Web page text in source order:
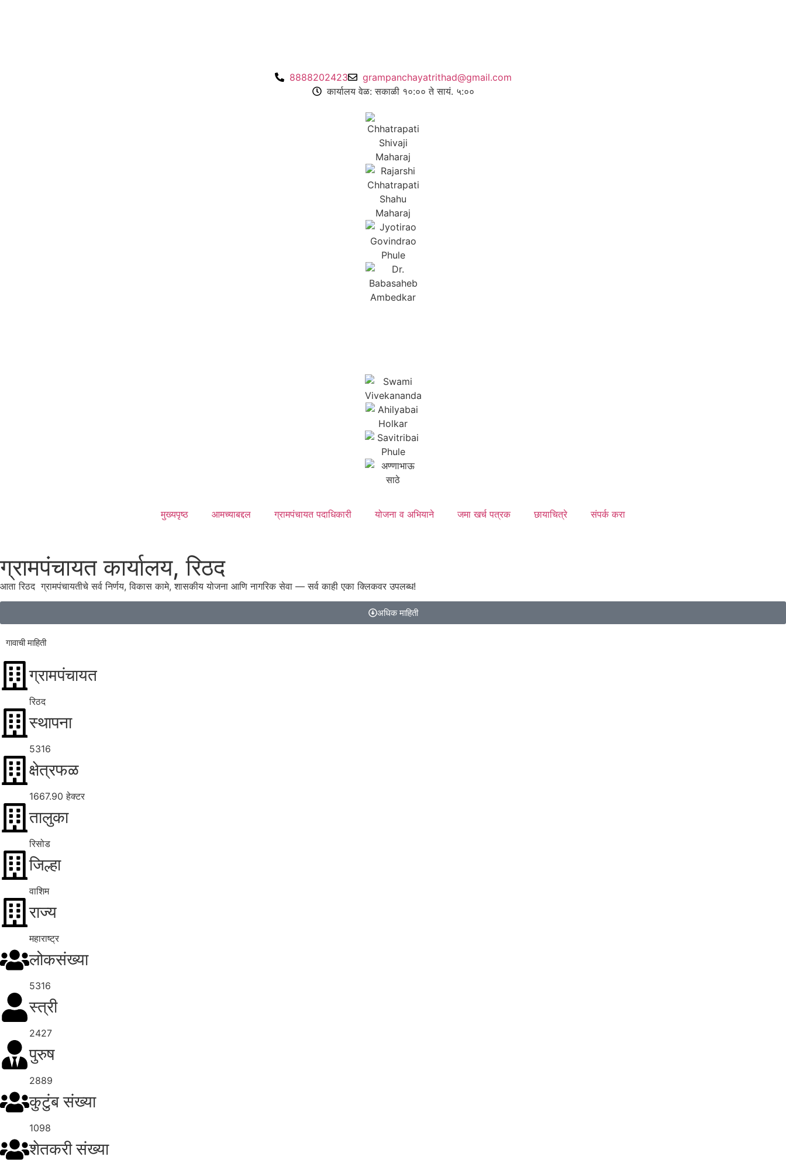
8888202423
grampanchayatrithad@gmail.com
कार्यालय वेळ: सकाळी १०:०० ते सायं. ५:००
मुख्यपृष्ठ आमच्याबद्दल ग्रामपंचायत पदाधिकारी योजना व अभियाने जमा खर्च पत्रक छायाचित्रे संपर्क करा
ग्रामपंचायत कार्यालय, रिठद
आता रिठद ग्रामपंचायतीचे सर्व निर्णय, विकास कामे, शासकीय योजना आणि नागरिक सेवा — सर्व काही एका क्लिकवर उपलब्ध!
अधिक माहिती
गावाची माहिती
ग्रामपंचायत
रिठद
स्थापना
5316
क्षेत्रफळ
1667.90 हेक्टर
तालुका
रिसोड
जिल्हा
वाशिम
राज्य
महाराष्ट्र
लोकसंख्या
5316
स्त्री
2427
पुरुष
2889
कुटुंब संख्या
1098
शेतकरी संख्या